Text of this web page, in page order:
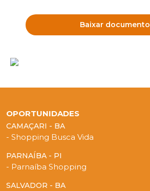
Baixar documento
OPORTUNIDADES
CAMAÇARI - BA
- Shopping Busca Vida
PARNAÍBA - PI
- Parnaíba Shopping
SALVADOR - BA